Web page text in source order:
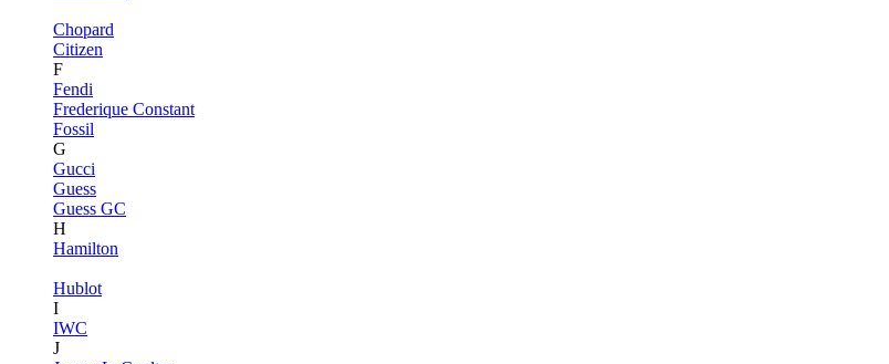
Chopard
Citizen
F
Fendi
Frederique Constant
Fossil
G
Gucci
Guess
Guess GC
H
Hamilton
Hublot
I
IWC
J